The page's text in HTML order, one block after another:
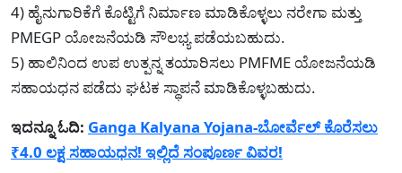
4) ಹೈನುಗಾರಿಕೆಗೆ ಕೊಟ್ಟಿಗೆ ನಿರ್ಮಾಣ ಮಾಡಿಕೊಳ್ಳಲು ನರೇಗಾ ಮತ್ತು
PMEGP ಯೋಜನೆಯಡಿ ಸೌಲಭ್ಯ ಪಡೆಯಬಹುದು.
5) ಹಾಲಿನಿಂದ ಉಪ ಉತ್ಪನ್ನ ತಯಾರಿಸಲು PMFME ಯೋಜನೆಯಡಿ
ಸಹಾಯಧನ ಪಡೆದು ಘಟಕ ಸ್ಥಾಪನೆ ಮಾಡಿಕೊಳ್ಳಬಹುದು.
ಇದನ್ನೂ ಓದಿ: Ganga Kalyana Yojana-ಬೋರ್ವೆಲ್ ಕೊರೆಸಲು
₹4.0 ಲಕ್ಷ ಸಹಾಯಧನ! ಇಲ್ಲಿದೆ ಸಂಪೂರ್ಣ ವಿವರ!